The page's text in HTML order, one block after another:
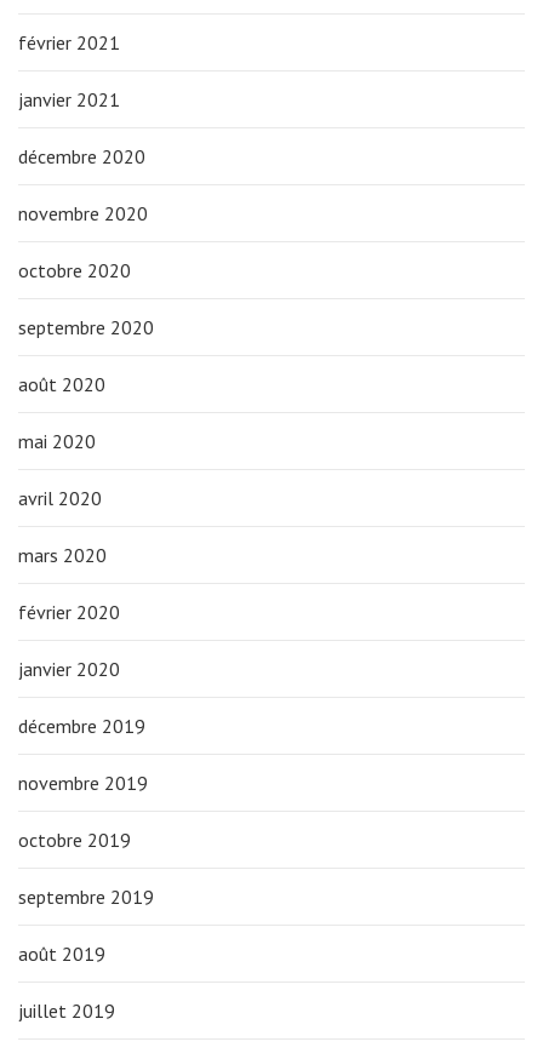
février 2021
janvier 2021
décembre 2020
novembre 2020
octobre 2020
septembre 2020
août 2020
mai 2020
avril 2020
mars 2020
février 2020
janvier 2020
décembre 2019
novembre 2019
octobre 2019
septembre 2019
août 2019
juillet 2019